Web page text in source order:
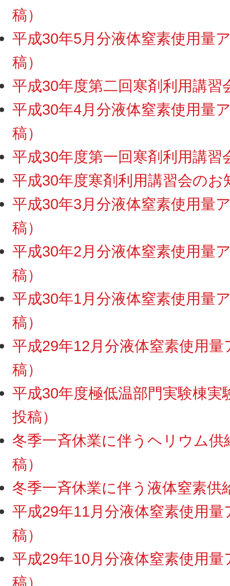
稿）
平成30年5月分液体窒素使用量
稿）
平成30年度第二回寒剤利用講
平成30年4月分液体窒素使用量
稿）
平成30年度第一回寒剤利用講
平成30年度寒剤利用講習会の
平成30年3月分液体窒素使用量
稿）
平成30年2月分液体窒素使用量
稿）
平成30年1月分液体窒素使用量
稿）
平成29年12月分液体窒素使用
稿）
平成30年度極低温部門実験棟
投稿）
冬季一斉休業に伴うヘリウム
稿）
冬季一斉休業に伴う液体窒素
平成29年11月分液体窒素使用
稿）
平成29年10月分液体窒素使用
稿）